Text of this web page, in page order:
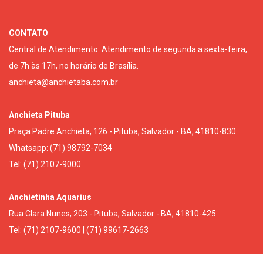
CONTATO
Central de Atendimento: Atendimento de segunda a sexta-feira,
de 7h às 17h, no horário de Brasília.
anchieta@anchietaba.com.br
Anchieta Pituba
Praça Padre Anchieta, 126 - Pituba, Salvador - BA, 41810-830.
Whatsapp: (71) 98792-7034
Tel: (71) 2107-9000
Anchietinha Aquarius
Rua Clara Nunes, 203 - Pituba, Salvador - BA, 41810-425.
Tel: (71) 2107-9600 | (71) 99617-2663